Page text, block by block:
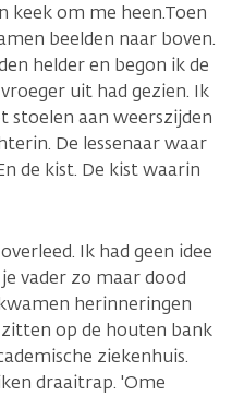
keek om me heen.Toen
beelden naar boven.
helder en begon ik de
uit had gezien. Ik
stoelen aan weerszijden
De lessenaar waar
de kist. De kist waarin
Ik had geen idee
vader zo maar dood
herinneringen
op de houten bank
ziekenhuis.
draaitrap. 'Ome